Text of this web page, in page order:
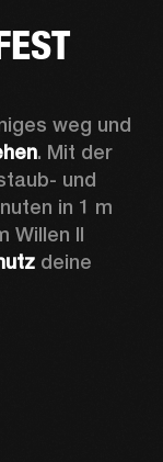
weg und
. Mit der
und
in 1 m
deine